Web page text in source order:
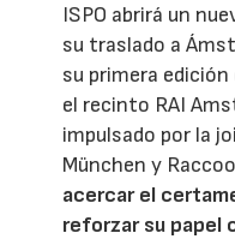
ISPO abrirá un
su traslado a
su primera edición
el recinto RAI
impulsado por la
München y
acercar el
reforzar su papel